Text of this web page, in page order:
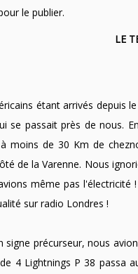
le publier.
LE
étant arrivés depuis
se passait près de nous.
moins de 30 Km de
de la Varenne. Nous
même pas l'électricité
sur radio Londres !
signe précurseur, nous
4 Lightnings P 38 passa